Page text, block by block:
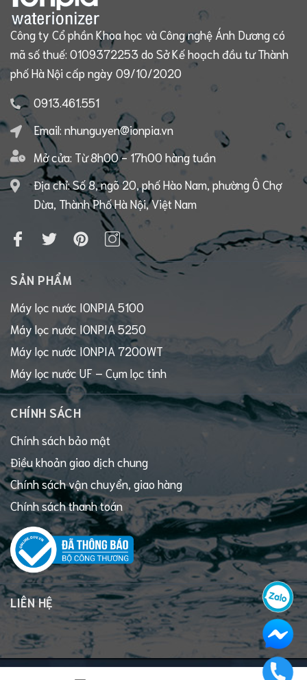
Công ty Cổ phần Khoa học và Công nghệ Ánh Dương có
mã số thuế: 0109372253 do Sở Kế hoạch đầu tư Thành
phố Hà Nội cấp ngày 09/10/2020
0913.461.551
Email: nhunguyen@ionpia.vn
Mở cửa: Từ 8h00 - 17h00 hàng tuần
Địa chỉ: Số 8, ngõ 20, phố Hào Nam, phường Ô Chợ
Dừa, Thành Phố Hà Nội, Việt Nam
SẢN PHẨM
Máy lọc nước IONPIA 5100
Máy lọc nước IONPIA 5250
Máy lọc nước IONPIA 7200WT
Máy lọc nước UF – Cụm lọc tinh
CHÍNH SÁCH
Chính sách bảo mật
Điều khoản giao dịch chung
Chính sách vận chuyển, giao hàng
Chính sách thanh toán
LIÊN HỆ
© Bản quyền thuộc về ADG Healthy Water.